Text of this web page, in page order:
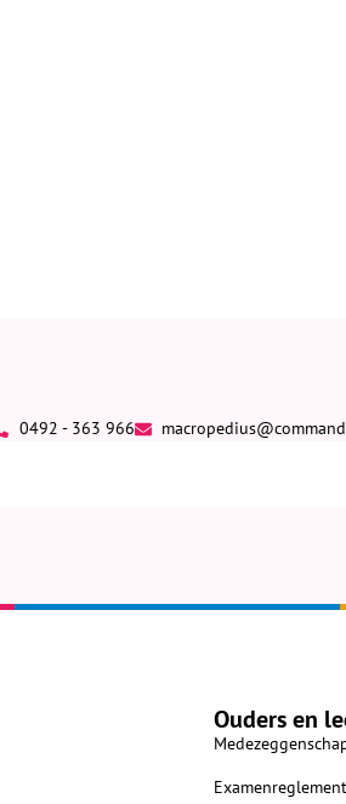
0492 - 363 966
Ouders en
Examenreglement